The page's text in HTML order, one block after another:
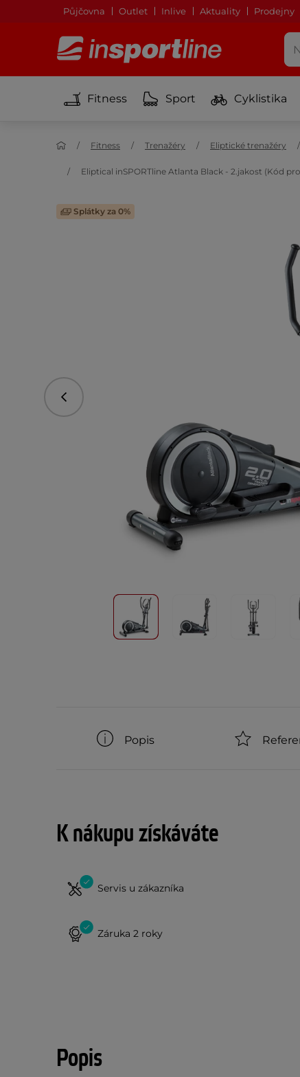
Půjčovna Outlet Inlive Aktuality Prodejny
Fitness Sport Cyklistika
Fitness Trenažéry Eliptické trenažéry
Eliptical inSPORTline Atlanta Black - 2.jakost (Kód
Splátky za 0%
Předchozí
Popis
K nákupu získáváte
Servis u zákazníka
Záruka 2 roky
Popis